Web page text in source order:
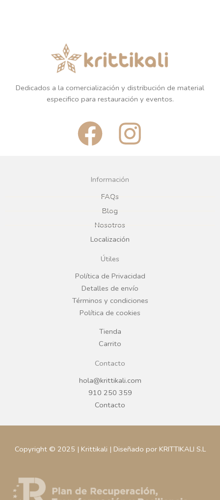
Dedicados a la comercialización y distribución de material
especifico para restauración y eventos.
F
a
c
e
b
o
o
k
I
n
g
r
a
Información
FAQs
Blog
Nosotros
Localización
Útiles
Política de Privacidad
Detalles de envío
Términos y condiciones
Política de cookies
Tienda
Carrito
Contacto
hola@krittikali.com
910 250 359
Contacto
Copyright © 2025 | Krittikali | Diseñado por KRITTIKALI S.L